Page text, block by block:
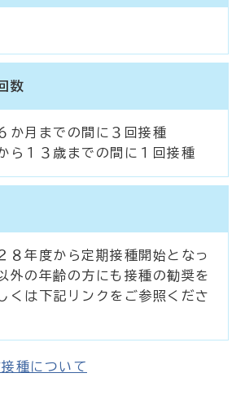
数
か月までの間に３回接種
ら１３歳までの間に１回接種
８年度から定期接種開始となっ
外の年齢の方にも接種の勧奨を
くは下記リンクをご参照くださ
種について